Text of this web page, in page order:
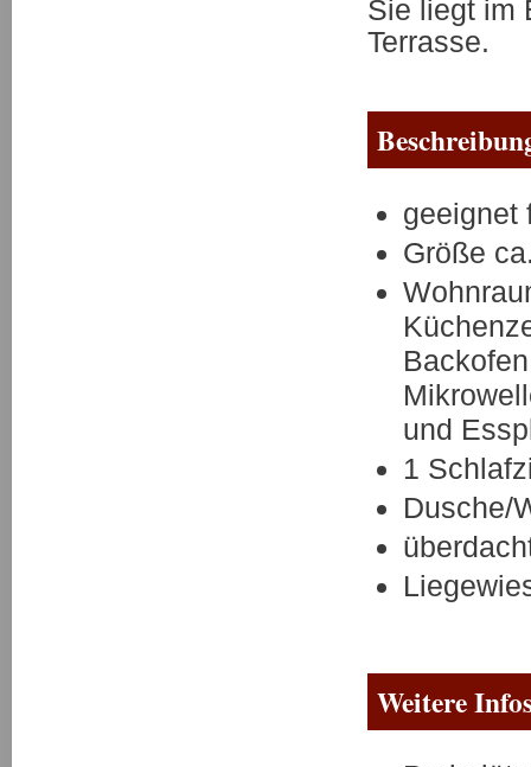
Sie liegt im
Terrasse.
geeignet
Größe
und
1
Dusche/
Weitere